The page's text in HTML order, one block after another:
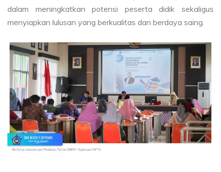
dalam meningkatkan potensi peserta didik sekaligus
menyiapkan lulusan yang berkualitas dan berdaya saing.